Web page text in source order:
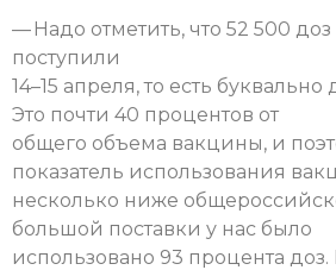
— Надо отметить, что 52 500
поступили
14–15 апреля, то есть
Это почти 40 процентов от
общего объема вакцины, и
показатель использования
несколько ниже
большой поставки у нас было
использовано 93 процента